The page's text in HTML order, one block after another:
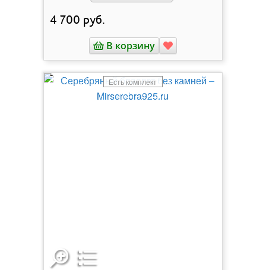
4 700 руб.
В корзину
Есть комплект